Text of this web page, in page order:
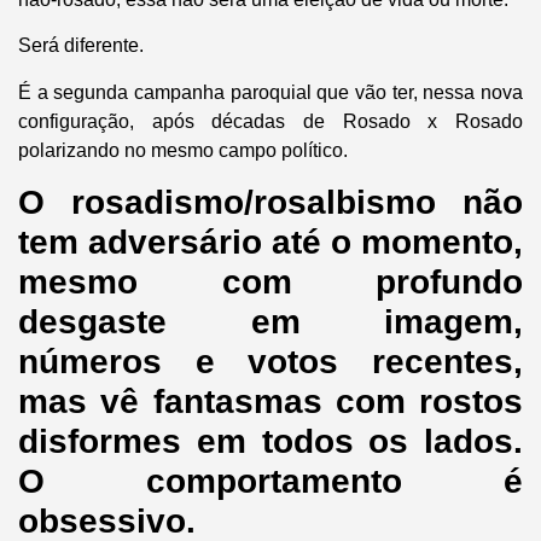
Será diferente.
É a segunda campanha paroquial que vão ter, nessa nova
configuração, após décadas de Rosado x Rosado
polarizando no mesmo campo político.
O rosadismo/rosalbismo não
tem adversário até o momento,
mesmo com profundo
desgaste em imagem,
números e votos recentes,
mas vê fantasmas com rostos
disformes em todos os lados.
O comportamento é
obsessivo.